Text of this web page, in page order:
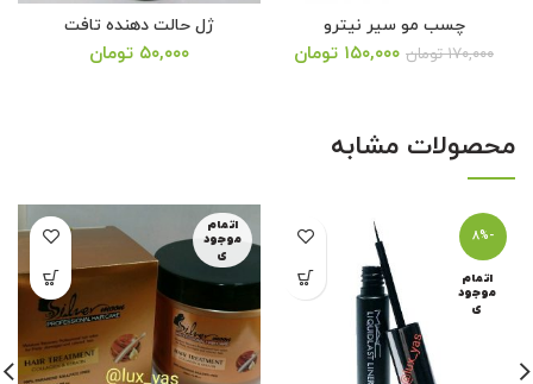
چسب مو سیر نیترو
۱۷۰,۰۰۰ تومان ۱۵۰,۰۰۰ تومان
ژل حالت دهنده تافت
۵۰,۰۰۰ تومان
قیمت
محصولات مشابه
-8%
اتمام
موجود
ی
اتمام
موجود
ی